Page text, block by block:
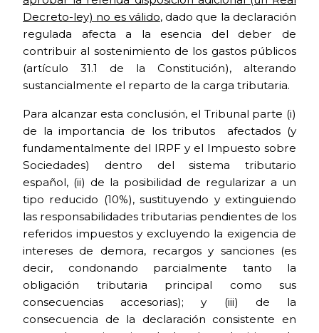
Decreto-ley) no es válido, dado que la declaración
regulada afecta a la esencia del deber de
contribuir al sostenimiento de los gastos públicos
(artículo 31.1 de la Constitución), alterando
sustancialmente el reparto de la carga tributaria.
Para alcanzar esta conclusión, el Tribunal parte (i)
de la importancia de los tributos afectados (y
fundamentalmente del IRPF y el Impuesto sobre
Sociedades) dentro del sistema tributario
español, (ii) de la posibilidad de regularizar a un
tipo reducido (10%), sustituyendo y extinguiendo
las responsabilidades tributarias pendientes de los
referidos impuestos y excluyendo la exigencia de
intereses de demora, recargos y sanciones (es
decir, condonando parcialmente tanto la
obligación tributaria principal como sus
consecuencias accesorias); y (iii) de la
consecuencia de la declaración consistente en